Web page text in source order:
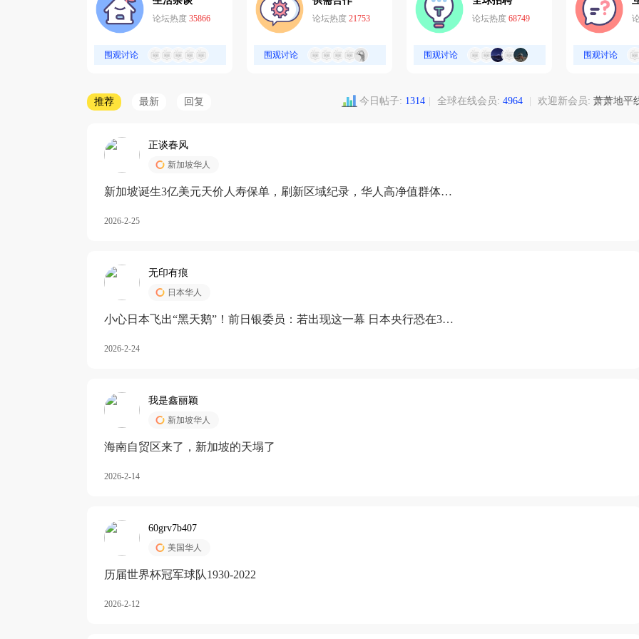
论坛热度 35866
围观讨论
论坛热度 21753
围观讨论
论坛热度 68749
围观讨论 围观讨论
推荐 最新 回复 今日帖子: 1314 全球在线会员: 4964 欢迎新会员: 萧萧地平
正谈春风
新加坡华人
新加坡诞生3亿美元天价人寿保单，刷新区域纪录，华人高净值群体成
2026-2-25
无印有痕
日本华人
小心日本飞出“黑天鹅”！前日银委员：若出现这一幕 日本央行恐在3月
2026-2-24
我是鑫丽颖
新加坡华人
海南自贸区来了，新加坡的天塌了
2026-2-14
60grv7b407
美国华人
历届世界杯冠军球队1930-2022
2026-2-12